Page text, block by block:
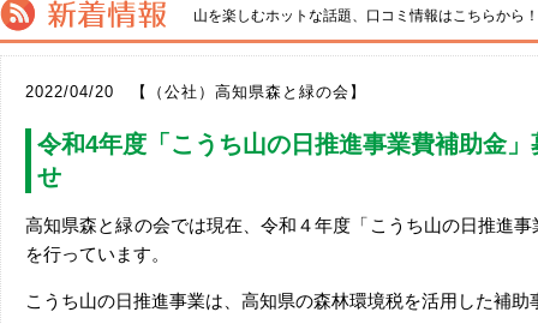
山を楽しむホットな話題、 口コミ情報はこちらから！
2022/04/20 【（公社）高知県森と緑の会】
令和4年度「こうち山の日推進事業費補助金
せ
高知県森と緑の会では現在、令和４年度「こうち山の日推進
を行っています。
こうち山の日推進事業は、高知県の森林環境税を活用した補助